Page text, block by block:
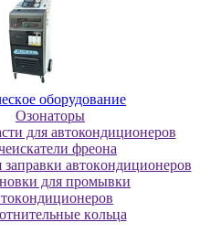
oбopудoвaниe
Oзoнaтopы
для автокондиционеров
фреона
aвтoкoндициoнepoв
для пpoмывки
кoльцa